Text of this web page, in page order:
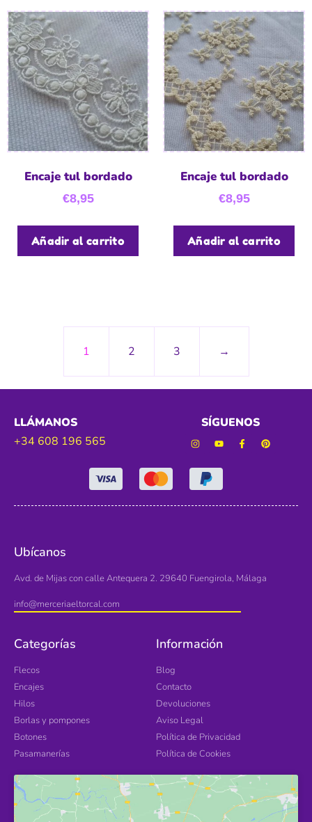
Encaje tul bordado
€8,95
Añadir al carrito
Encaje tul bordado
€8,95
Añadir al carrito
1 2 3 →
LLÁMANOS
+34 608 196 565
SÍGUENOS
Ubícanos
Avd. de Mijas con calle Antequera 2. 29640 Fuengirola, Málaga
info@merceriaeltorcal.com
Categorías
Flecos
Encajes
Hilos
Borlas y pompones
Botones
Pasamanerías
Información
Blog
Contacto
Devoluciones
Aviso Legal
Política de Privacidad
Política de Cookies